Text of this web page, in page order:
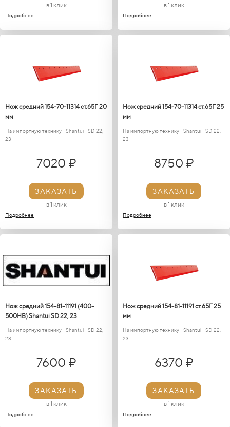
в 1 клик
Подробнее
в 1 клик
Подробнее
Нож средний 154-70-11314 ст.65Г 20
мм
На импортную технику - Shantui - SD 22,
23
7020 ₽
ЗАКАЗАТЬ
в 1 клик
Подробнее
Нож средний 154-70-11314 ст.65Г 25
мм
На импортную технику - Shantui - SD 22,
23
8750 ₽
ЗАКАЗАТЬ
в 1 клик
Подробнее
Нож средний 154-81-11191 (400-
500HB) Shantui SD 22, 23
На импортную технику - Shantui - SD 22,
23
7600 ₽
ЗАКАЗАТЬ
в 1 клик
Подробнее
Нож средний 154-81-11191 ст.65Г 25
мм
На импортную технику - Shantui - SD 22,
23
6370 ₽
ЗАКАЗАТЬ
в 1 клик
Подробнее